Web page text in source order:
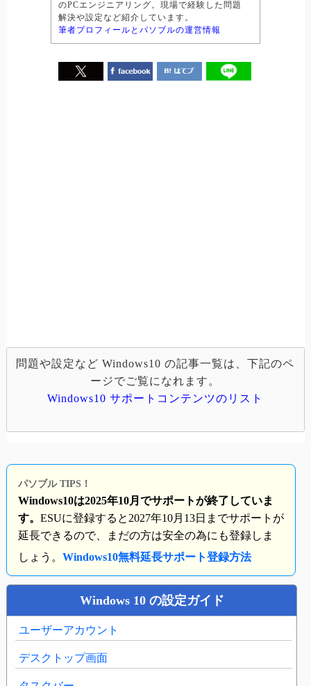
のPCエンジニアリング。現場で経験した問題
解決や設定など紹介しています。
筆者プロフィールとパソブルの運営情報
問題や設定など Windows10 の記事一覧は、下記のペ
ージでご覧になれます。
Windows10 サポートコンテンツのリスト
パソブル TIPS！
Windows10は2025年10月でサポートが終了していま
す。 ESUに登録すると2027年10月13日までサポートが
延長できるので、まだの方は安全の為にも登録しま
しょう。 Windows10無料延長サポート登録方法
Windows 10 の設定ガイド
ユーザーアカウント
デスクトップ画面